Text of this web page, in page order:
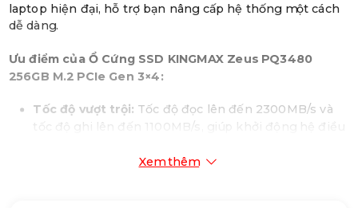
laptop hiện đại, hỗ trợ bạn nâng cấp hệ thống một cách
dễ dàng.
Ưu điểm của Ổ Cứng SSD KINGMAX Zeus PQ3480
256GB M.2 PCIe Gen 3×4:
Tốc độ vượt trội: Tốc độ đọc lên đến 2300MB/s và
tốc độ ghi lên đến 1100MB/s, giúp khởi động hệ điều
chóng, tiết kiệm thời gian và nâng cao hiệu suất làm
Xem thêm